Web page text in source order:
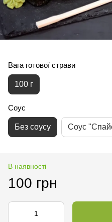
Вага готової страви
100 г
Соус
Без соусу Соус
В наявності
100 грн